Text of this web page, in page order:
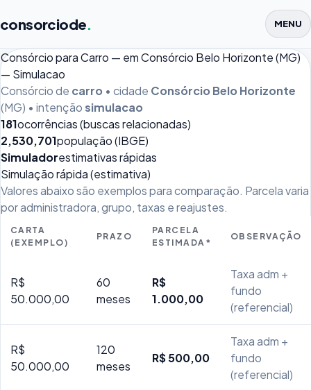
consorciode. MENU
Consórcio para Carro — em Consórcio Belo Horizonte (MG)
— Simulacao
Consórcio de carro • cidade Consórcio Belo Horizonte
(MG) • intençãosimulacao
181ocorrências (buscas relacionadas)
2,530,701população (IBGE)
Simuladorestimativas rápidas
Simulação rápida (estimativa)
Valores abaixo são exemplos para comparação. Parcela varia
por administradora, grupo, taxas e reajustes.
CARTA
(EXEMPLO)
PRAZO
PARCELA
ESTIMADA*
OBSERVAÇÃO
R$
50.000,00
60
meses
R$
1.000,00
Taxa adm +
fundo
(referencial)
R$
50.000,00
120
meses
R$ 500,00
Taxa adm +
fundo
(referencial)